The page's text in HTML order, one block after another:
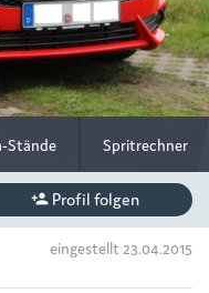
Stände Spritrechner
person_add Profil folgen
eingestellt 23.04.2015